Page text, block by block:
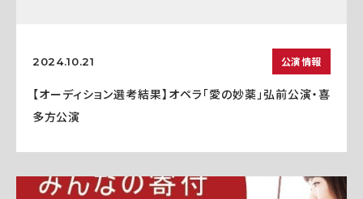
2024.10.21 公演情報
【オーディション選考結果】オペラ「愛の妙薬」弘前公演・喜
多方公演